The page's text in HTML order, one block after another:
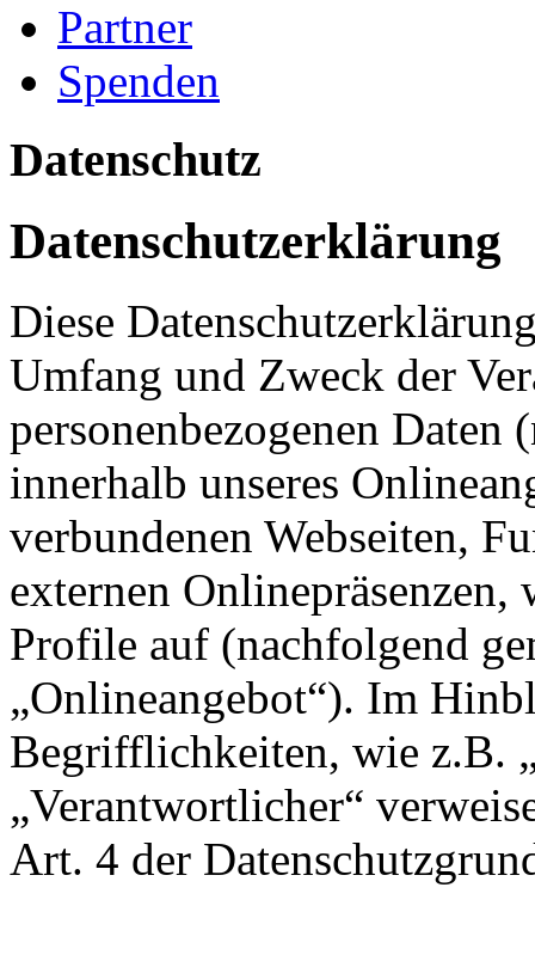
Partner
Spenden
Datenschutz
Datenschutzerklärung
Diese
Umfang und Zweck der
personenbezogenen Daten
innerhalb unseres
verbundenen Webseiten,
externen
Profile auf (nachfolgend
„Onlineangebot“). Im
Begrifflichkeiten, wie z.B.
„Verantwortlicher“
Art. 4 der